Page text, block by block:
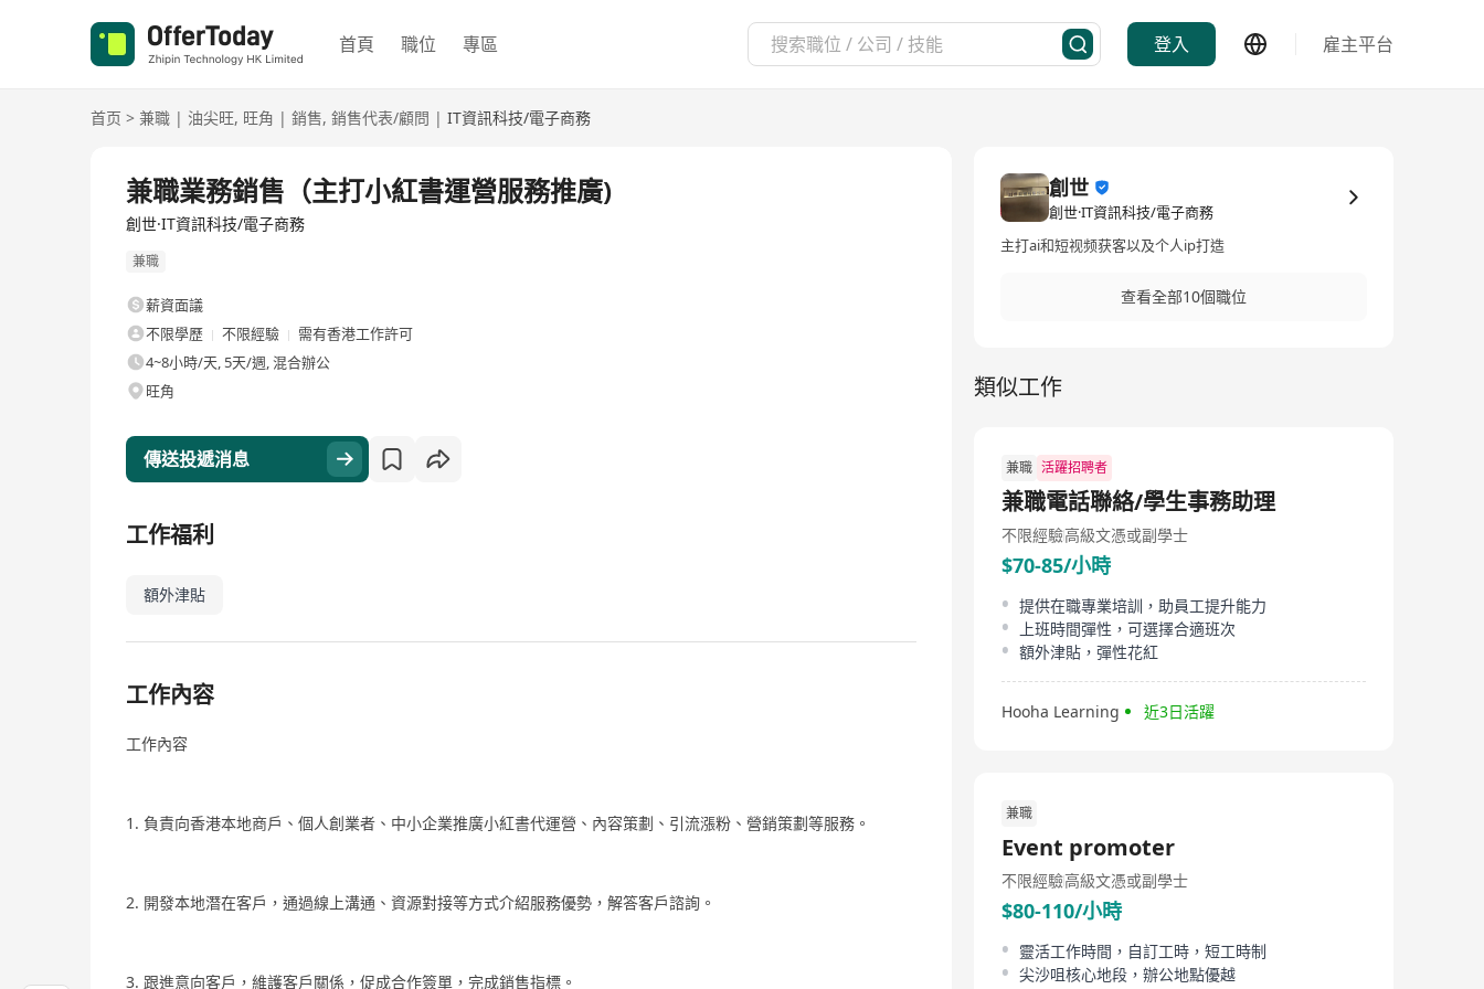
首頁 職位 專區 登入 雇主平台
首页 > 兼職 | 油尖旺, 旺角 | 銷售, 銷售代表/顧問 | IT資訊科技/電子商務
兼職業務銷售（主打小紅書運營服務推廣)
創世·IT資訊科技/電子商務
兼職
薪資面議
不限學歷
不限經驗
需有香港工作許可
4~8小時/天, 5天/週, 混合辦公
旺角
傳送投遞消息
工作福利
額外津貼
工作內容
工作內容
1. 負責向香港本地商戶、個人創業者、中小企業推廣小紅書代運營、內容策劃、引流漲粉、營銷策劃等服務。
2. 開發本地潛在客戶，通過線上溝通、資源對接等方式介紹服務優勢，解答客戶諮詢。
3. 跟進意向客戶，維護客戶關係，促成合作簽單，完成銷售指標。
創世
創世·IT資訊科技/電子商務
主打ai和短视频获客以及个人ip打造
查看全部10個職位
類似工作
兼職 活躍招聘者
兼職電話聯絡/學生事務助理
不限經驗高級文憑或副學士
$70-85/小時
提供在職專業培訓，助員工提升能力
上班時間彈性，可選擇合適班次
額外津貼，彈性花紅
Hooha Learning 近3日活躍
兼職
Event promoter
不限經驗高級文憑或副學士
$80-110/小時
靈活工作時間，自訂工時，短工時制
尖沙咀核心地段，辦公地點優越